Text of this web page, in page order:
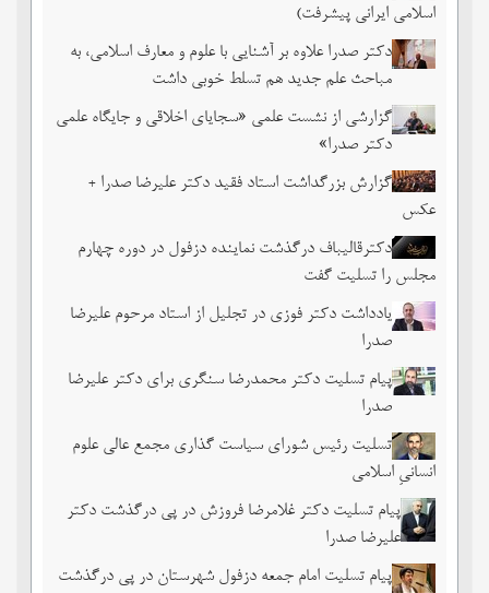
اسلامی ایرانی پیشرفت)
دکتر صدرا علاوه بر آشنایی با علوم و معارف اسلامی، به
مباحث علم جدید هم تسلط خوبی داشت
گزارشی از نشست علمی «سجایای اخلاقی و جایگاه علمی
دکتر صدرا»
گزارش بزرگداشت استاد فقید دکتر علیرضا صدرا +
عکس
دکترقالیباف درگذشت نماینده دزفول در دوره چهارم
مجلس را تسلیت گفت
یادداشت دکتر فوزی در تجلیل از استاد مرحوم علیرضا
صدرا
پیام تسلیت دکتر محمدرضا سنگری برای دکتر علیرضا
صدرا
تسلیت رئیس شورای سیاست گذاری مجمع عالی علوم
انسانیِ اسلامی
پیام تسلیت دکتر غلامرضا فروزش در پی درگذشت دکتر
علیرضا صدرا
پیام تسلیت امام جمعه دزفول شهرستان در پی درگذشت